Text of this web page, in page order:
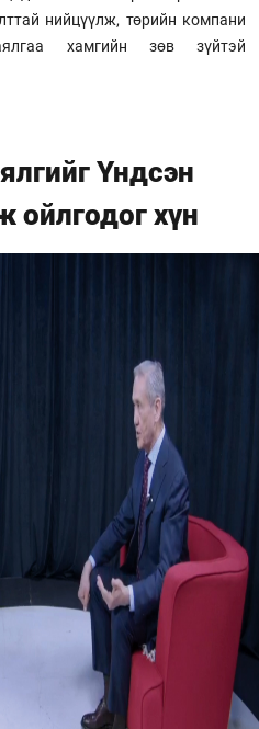
нийцүүлж, төрийн компани
хамгийн зөв зүйтэй
Үндсэн
ойлгодог хүн